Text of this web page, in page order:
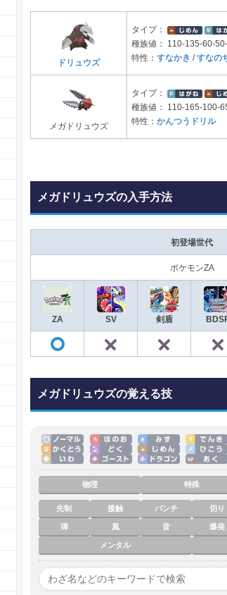
ドリュウズ
タイプ：
種族値：
110-135-60-
特性： すなかき /すなの
メガドリュウズ
タイプ：
種族値：
110-165-100-
特性： かんつうドリル
メガドリュウズの入手方法
初登場世代
ポケモンZA
ZA SV 剣盾
メガドリュウズの覚える技
物理 特殊
先制 接触 パンチ 切り
弾 風 音 爆発
メンタル